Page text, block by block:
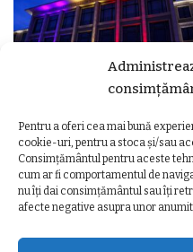
Pentru a oferi cea mai bună
cookie-uri, pentru a stoca și/sau
Consimțământul pentru aceste
cum ar fi comportamentul de
nu îți dai consimțământul sau îți
afecte negative asupra unor
Ziua Unirii Principatelor Române
– Clădiri și poduri din Cluj,
iluminate în culorile drapelului